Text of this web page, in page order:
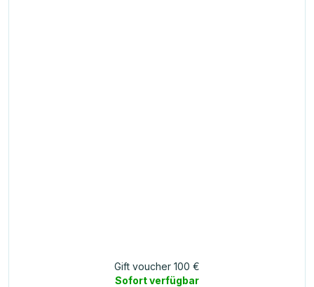
Gift voucher 100 €
Sofort verfügbar